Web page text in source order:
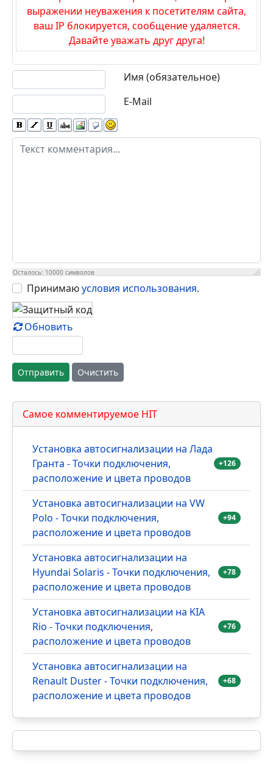
выражении неуважения к посетителям сайта,
ваш IP блокируется, сообщение удаляется.
Давайте уважать друг друга!
Имя (обязательное)
E-Mail
Текст комментария
Осталось: 10000 символов
Принимаюусловия использования.
Обновить
Отправить Очистить
Самое комментируемое HIT
Установка автосигнализации на Лада
Гранта - Точки подключения,
расположение и цвета проводов
+126
Установка автосигнализации на VW
Polo - Точки подключения,
расположение и цвета проводов
+94
Установка автосигнализации на
Hyundai Solaris - Точки подключения,
расположение и цвета проводов
+78
Установка автосигнализации на KIA
Rio - Точки подключения,
расположение и цвета проводов
+76
Установка автосигнализации на
Renault Duster - Точки подключения,
расположение и цвета проводов
+68